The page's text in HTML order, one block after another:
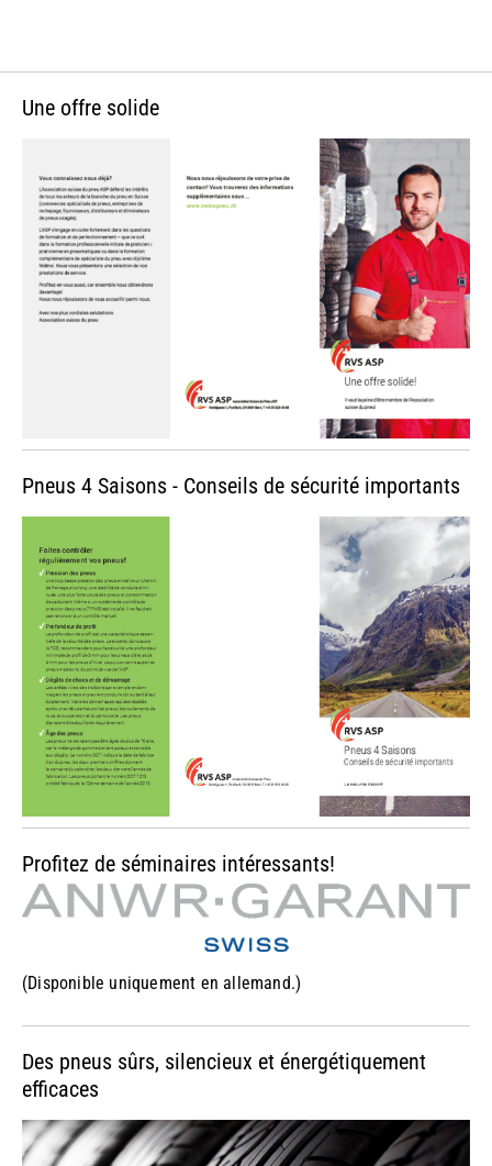
Une offre solide
Pneus 4 Saisons - Conseils de sécurité importants
Profitez de séminaires intéressants!
(Disponible uniquement en allemand.)
Des pneus sûrs, silencieux et énergétiquement
efficaces